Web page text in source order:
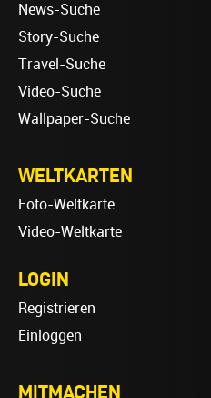
News-Suche
Story-Suche
Travel-Suche
Video-Suche
Wallpaper-Suche
WELTKARTEN
Foto-Weltkarte
Video-Weltkarte
LOGIN
Registrieren
Einloggen
MITMACHEN